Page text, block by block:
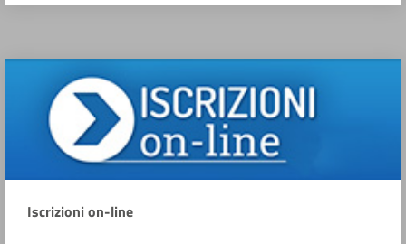
Iscrizioni on-line